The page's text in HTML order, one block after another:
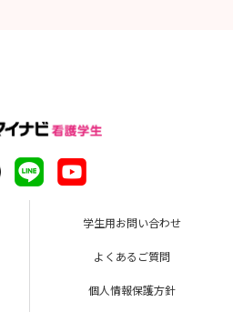
学生用お問い合わせ
よくあるご質問
個人情報保護方針